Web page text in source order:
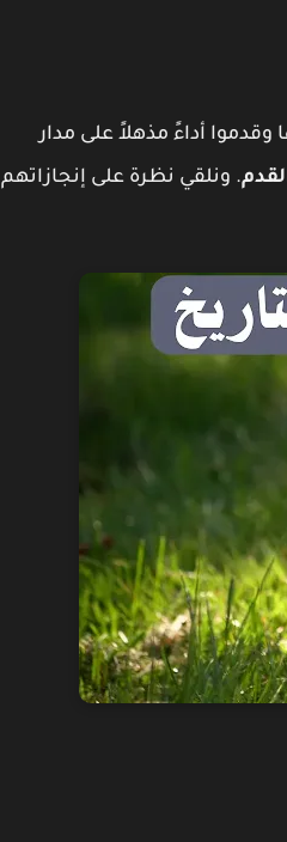
وقدموا أداءً مذهلاً على مدار
. ونلقي نظرة على إنجازاتهم